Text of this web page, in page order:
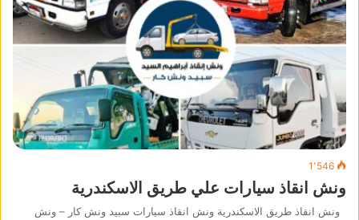
1٬546
ونش انقاذ سيارات علي طريق الاسكندرية
ونش انقاذ طريق الاسكندرية ونش انقاذ سيارات سبيد ونش كار – ونش